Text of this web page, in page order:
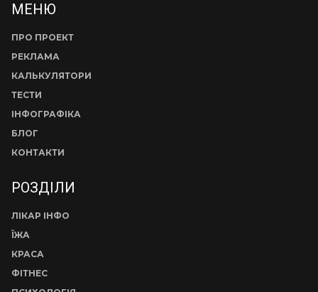
МЕНЮ
ПРО ПРОЕКТ
РЕКЛАМА
КАЛЬКУЛЯТОРИ
ТЕСТИ
ІНФОГРАФІКА
БЛОГ
КОНТАКТИ
РОЗДІЛИ
ЛІКАР ІНФО
ЇЖА
КРАСА
ФІТНЕС